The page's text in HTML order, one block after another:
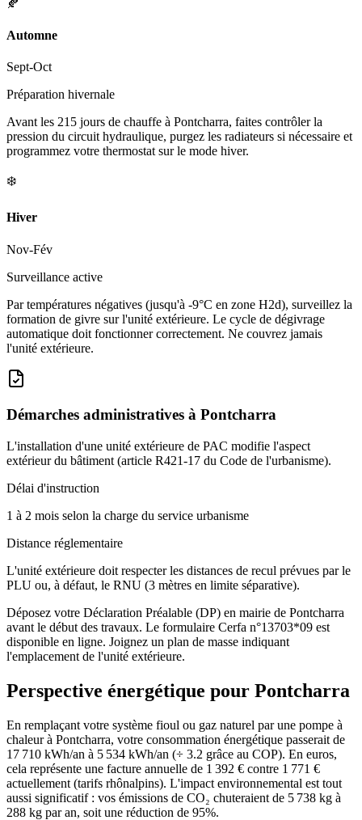
🍂
Automne
Sept-Oct
Préparation hivernale
Avant les 215 jours de chauffe à Pontcharra, faites contrôler la
pression du circuit hydraulique, purgez les radiateurs si nécessaire et
programmez votre thermostat sur le mode hiver.
❄️
Hiver
Nov-Fév
Surveillance active
Par températures négatives (jusqu'à -9°C en zone H2d), surveillez la
formation de givre sur l'unité extérieure. Le cycle de dégivrage
automatique doit fonctionner correctement. Ne couvrez jamais
l'unité extérieure.
Démarches administratives à Pontcharra
L'installation d'une unité extérieure de PAC modifie l'aspect
extérieur du bâtiment (article R421-17 du Code de l'urbanisme).
Délai d'instruction
1 à 2 mois selon la charge du service urbanisme
Distance réglementaire
L'unité extérieure doit respecter les distances de recul prévues par le
PLU ou, à défaut, le RNU (3 mètres en limite séparative).
Déposez votre Déclaration Préalable (DP) en mairie de Pontcharra
avant le début des travaux. Le formulaire Cerfa n°13703*09 est
disponible en ligne. Joignez un plan de masse indiquant
l'emplacement de l'unité extérieure.
Perspective énergétique pour Pontcharra
En remplaçant votre système fioul ou gaz naturel par une pompe à
chaleur à Pontcharra, votre consommation énergétique passerait de
17 710 kWh/an à 5 534 kWh/an (÷ 3.2 grâce au COP). En euros,
cela représente une facture annuelle de 1 392 € contre 1 771 €
actuellement (tarifs rhônalpins). L'impact environnemental est tout
aussi significatif : vos émissions de CO₂ chuteraient de 5 738 kg à
288 kg par an, soit une réduction de 95%.